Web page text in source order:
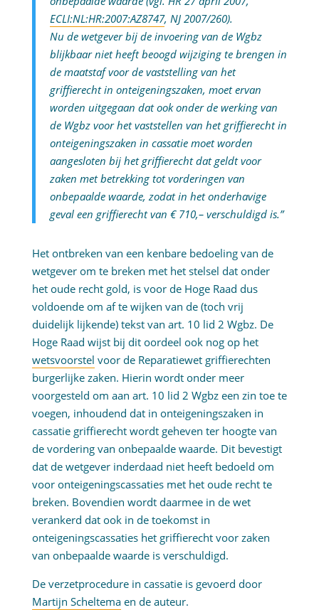
ECLI:NL:HR:2007:AZ8747, NJ2007/260).
Nu de wetgever bij de invoering van de Wgbz
blijkbaar niet heeft beoogd wijziging te brengen in
de maatstaf voor de vaststelling van het
griffierecht in onteigeningszaken, moet ervan
worden uitgegaan dat ook onder de werking van
de Wgbz voor het vaststellen van het griffierecht in
onteigeningszaken in cassatie moet worden
aangesloten bij het griffierecht dat geldt voor
zaken met betrekking tot vorderingen van
onbepaalde waarde, zodat in het onderhavige
geval een griffierecht van € 710,– verschuldigd is.”
Het ontbreken van een kenbare bedoeling van de
wetgever om te breken met het stelsel dat onder
het oude recht gold, is voor de Hoge Raad dus
voldoende om af te wijken van de (toch vrij
duidelijk lijkende) tekst van art. 10 lid 2 Wgbz. De
Hoge Raad wijst bij dit oordeel ook nog op het
wetsvoorstel voor de Reparatiewet griffierechten
burgerlijke zaken. Hierin wordt onder meer
voorgesteld om aan art. 10 lid 2 Wgbz een zin toe te
voegen, inhoudend dat in onteigeningszaken in
cassatie griffierecht wordt geheven ter hoogte van
de vordering van onbepaalde waarde. Dit bevestigt
dat de wetgever inderdaad niet heeft bedoeld om
voor onteigeningscassaties met het oude recht te
breken. Bovendien wordt daarmee in de wet
verankerd dat ook in de toekomst in
onteigeningscassaties het griffierecht voor zaken
van onbepaalde waarde is verschuldigd.
De verzetprocedure in cassatie is gevoerd door
Martijn Scheltemaen de auteur.